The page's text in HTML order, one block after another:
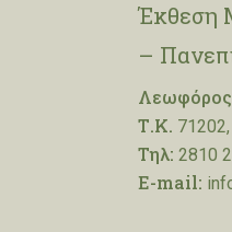
Έκθεση
–
Λεωφόρος
Τ.Κ.
Τηλ: 2810
E-mail: